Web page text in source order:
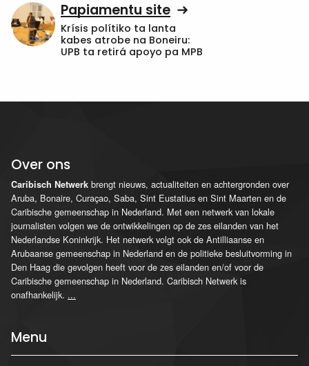
Papiamentu site
Krísis polítiko ta lanta
kabes atrobe na Boneiru:
UPB ta retirá apoyo pa MPB
Over ons
Caribisch Netwerk brengt nieuws, actualiteiten en achtergronden over
Aruba, Bonaire, Curaçao, Saba, Sint Eustatius en Sint Maarten en de
Caribische gemeenschap in Nederland. Met een netwerk van lokale
journalisten volgen we de ontwikkelingen op de zes eilanden van het
Nederlandse Koninkrijk. Het netwerk volgt ook de Antilliaanse en
Arubaanse gemeenschap in Nederland en de politieke besluitvorming in
Den Haag die gevolgen heeft voor de zes eilanden en/of voor de
Caribische gemeenschap in Nederland. Caribisch Netwerk is
onafhankelijk. ...
Menu